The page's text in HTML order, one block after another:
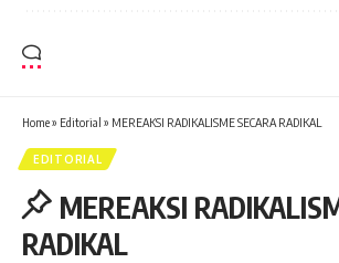
Home» Editorial » MEREAKSI RADIKALISME SECARA RADIKAL
EDITORIAL
MEREAKSI
RADIKAL